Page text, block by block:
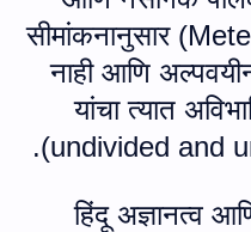
सीमांकनानुसार (
नाही आणि
यांचा त्यात
(undivided and
हिंदू अज्ञानत्‍व